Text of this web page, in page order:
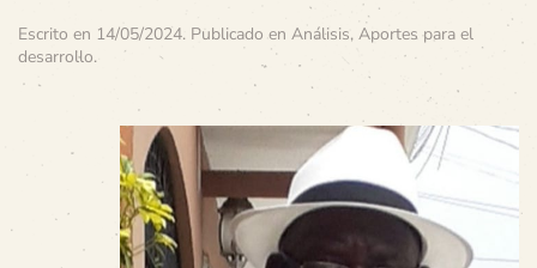
Escrito en 14/05/2024. Publicado en Análisis, Aportes para el
desarrollo.